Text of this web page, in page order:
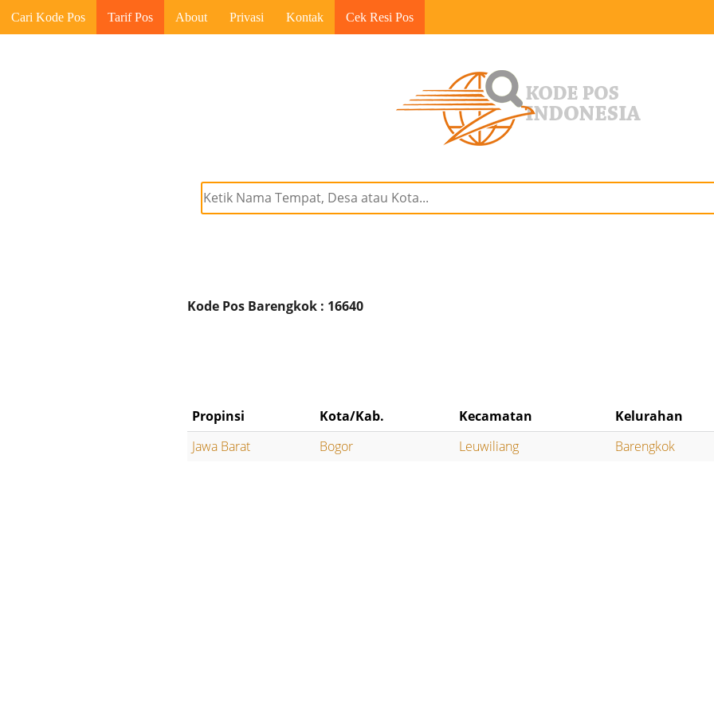
Cari Kode Pos Tarif Pos About Privasi Kontak Cek Resi Pos
Kode Pos Barengkok : 16640
Propinsi Kota/Kab. Kecamatan
Kelurahan
Jawa Barat
Bogor Leuwiliang Barengkok